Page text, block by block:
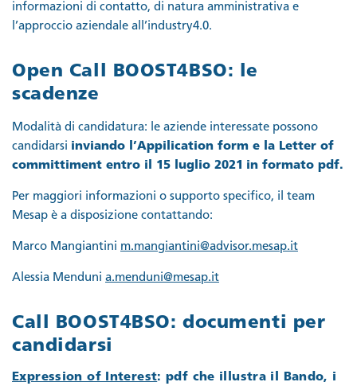
informazioni di contatto, di natura amministrativa e
l’approccio aziendale all’industry4.0.
Open Call BOOST4BSO: le
scadenze
Modalità di candidatura: le aziende interessate possono
candidarsi inviando l’Appilication form e la Letter of
committiment entro il 15 luglio 2021 in formato pdf.
Per maggiori informazioni o supporto specifico, il team
Mesap è a disposizione contattando:
Marco Mangiantini m.mangiantini@advisor.mesap.it
Alessia Menduni a.menduni@mesap.it
Call BOOST4BSO: documenti per
candidarsi
Expression of Interest: pdf che illustra il Bando, i